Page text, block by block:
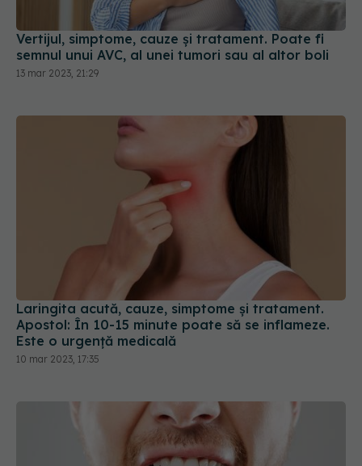
Vertijul, simptome, cauze și tratament. Poate fi
semnul unui AVC, al unei tumori sau al altor boli
13 mar 2023, 21:29
Laringita acută, cauze, simptome și tratament.
Apostol: În 10-15 minute poate să se inflameze.
Este o urgență medicală
10 mar 2023, 17:35